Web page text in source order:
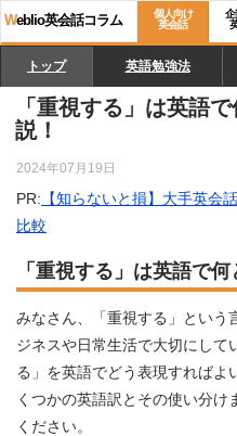
Weblio英会話コラム
個人向け
英会話
企
トップ 英語勉強法
「重視する」は英語
説！
2024年07月19日
PR: 【知らないと損】大手英会
比較
「重視する」は英語で
みなさん、「重視する」という
ジネスや日常生活で大切にして
る」を英語でどう表現すればよ
くつかの英語訳とその使い分
ください。